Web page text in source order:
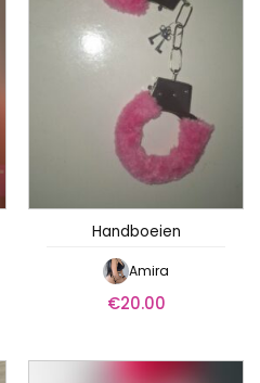
Handboeien
Amira
€20.00